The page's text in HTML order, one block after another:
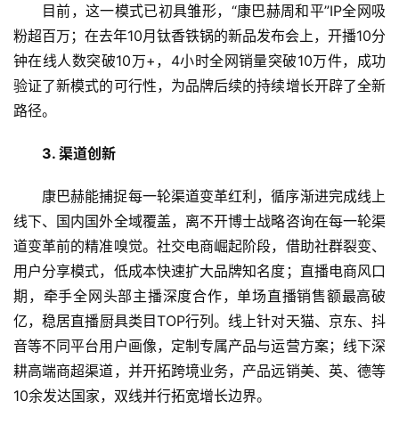
A
I
科
技
融
互
联
网
娱
乐
综
1. 品类创新
品类创新是摆脱价格内卷的利器，也是破解高投流低转
化的解药。博士战略咨询早在2019年便预判0涂层厨具的发
属所专家团队，耗时三年时间，历经上千次反复试验，成功
研发LotusNano荷叶仿生不粘技术。该技术摒弃氟系、有
机、无机三类化学涂层，依靠金属表面特殊结构实现物理不
粘，从根源消除涂层脱落、化学物质析出等健康隐患，并持
续迭代更新五代真钛0涂层产品，完成技术自我革新。进入
2025年，博士战略咨询建议康巴赫进一步推动厨具从不锈
钢材质向钛材质升级。目前，真钛系列已成为康巴赫旗舰系
列，销售占比超过3成，并持续高速增长。
2. 营销创新